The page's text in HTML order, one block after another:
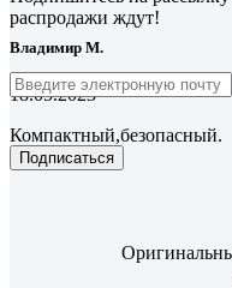
Владимир М.
18.05.2023
Компактный,безопасный.
распродажи ждут!
Подписаться